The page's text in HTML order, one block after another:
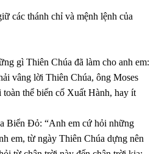
các thánh chỉ và mệnh lệnh của
gì Thiên Chúa đã làm cho anh em:
vâng lời Thiên Chúa, ông Moses
thể biến cố Xuất Hành, hay ít
Biển Đỏ: “Anh em cứ hỏi những
em, từ ngày Thiên Chúa dựng nên